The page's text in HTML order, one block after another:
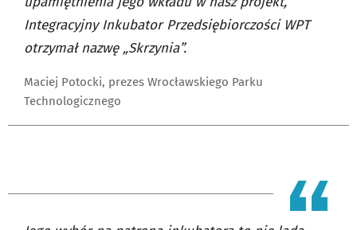
Integracyjny Inkubator Przedsiębiorczości WPT
otrzymał nazwę „Skrzynia”.
Maciej Potocki, prezes Wrocławskiego Parku
Technologicznego